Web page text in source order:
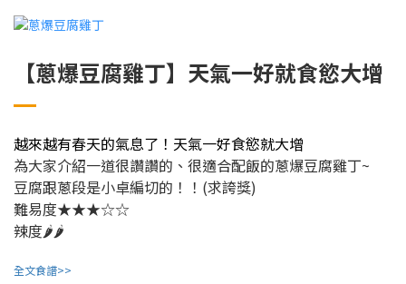
【蔥爆豆腐雞丁】天氣一好就食慾大增
越來越有春天的氣息了！天氣一好食慾就大增
為大家介紹一道很讚讚的、 很適合配飯的蔥爆豆腐雞丁~
豆腐跟蔥段是小卓編切的！！(求誇獎)
難易度★★★☆☆
辣度🌶🌶
全文食譜>>